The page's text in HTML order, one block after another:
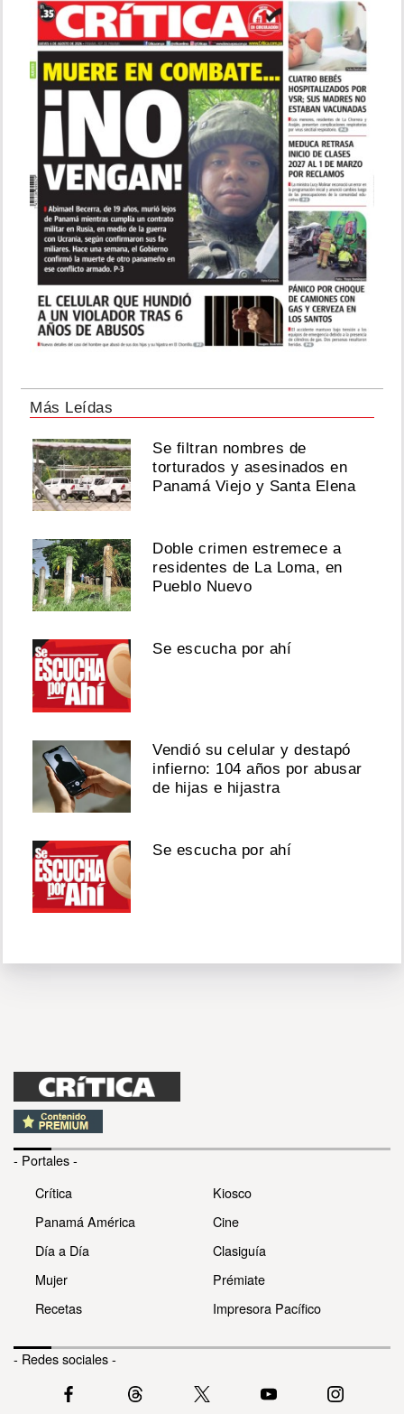
Más Leídas
Se filtran nombres de
torturados y asesinados en
Panamá Viejo y Santa Elena
Doble crimen estremece a
residentes de La Loma, en
Pueblo Nuevo
Se escucha por ahí
Vendió su celular y destapó
infierno: 104 años por abusar
de hijas e hijastra
Se escucha por ahí
- Portales -
Crítica
Panamá América
Día a Día
Mujer
Recetas
Kiosco
Cine
Clasiguía
Prémiate
Impresora Pacífico
- Redes sociales -